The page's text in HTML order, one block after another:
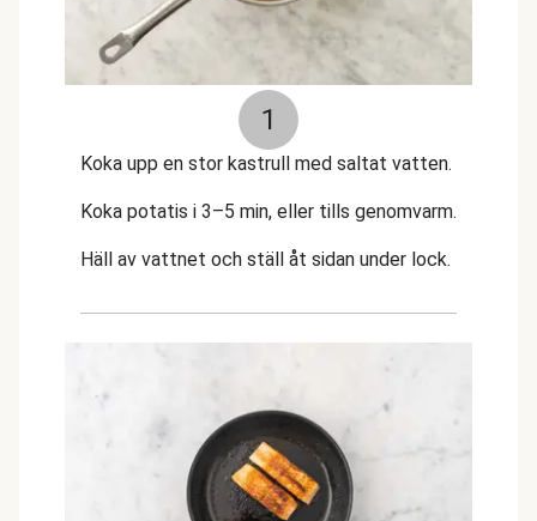
1
Koka upp en stor kastrull med saltat vatten.
Koka potatis i 3–5 min, eller tills genomvarm.
Häll av vattnet och ställ åt sidan under lock.